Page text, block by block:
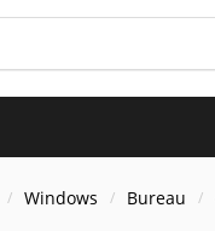
Windows Bureau